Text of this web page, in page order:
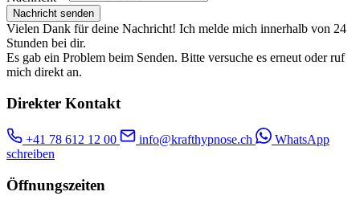
Nachricht senden
Vielen Dank für deine Nachricht! Ich melde mich innerhalb von 24
Stunden bei dir.
Es gab ein Problem beim Senden. Bitte versuche es erneut oder ruf
mich direkt an.
Direkter Kontakt
+41 78 612 12 00 info@krafthypnose.ch
WhatsApp
schreiben
Öffnungszeiten